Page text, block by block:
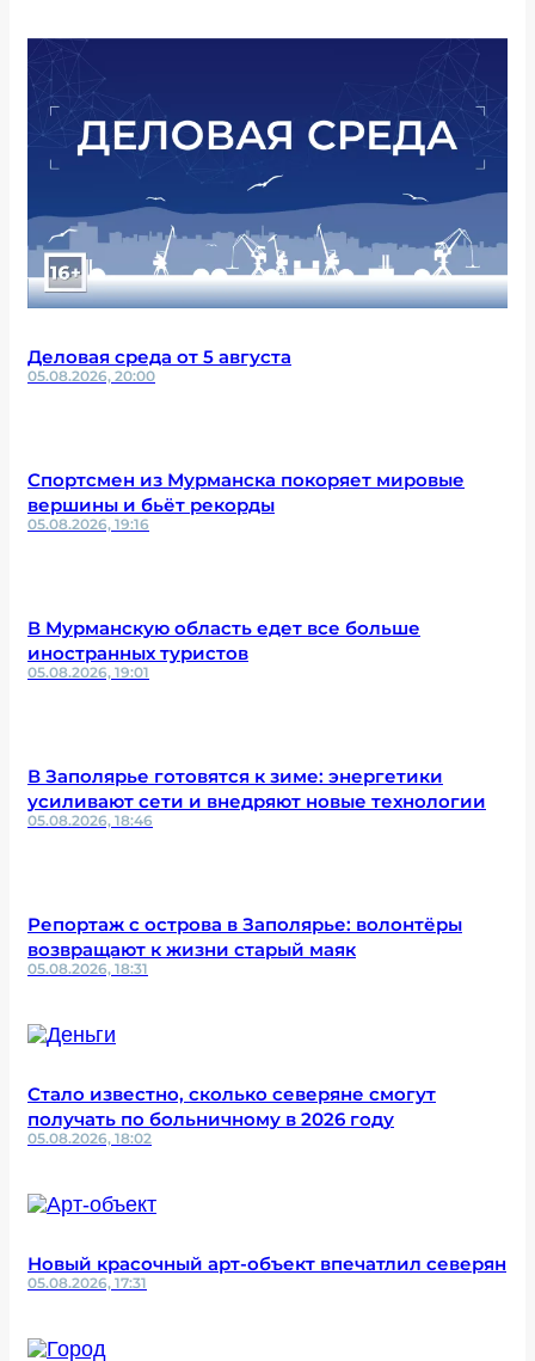
Деловая среда от 5 августа
05.08.2026, 20:00
Спортсмен из Мурманска покоряет мировые
вершины и бьёт рекорды
05.08.2026, 19:16
В Мурманскую область едет все больше
иностранных туристов
05.08.2026, 19:01
В Заполярье готовятся к зиме: энергетики
усиливают сети и внедряют новые технологии
05.08.2026, 18:46
Репортаж с острова в Заполярье: волонтёры
возвращают к жизни старый маяк
05.08.2026, 18:31
Стало известно, сколько северяне смогут
получать по больничному в 2026 году
05.08.2026, 18:02
Новый красочный арт-объект впечатлил северян
05.08.2026, 17:31